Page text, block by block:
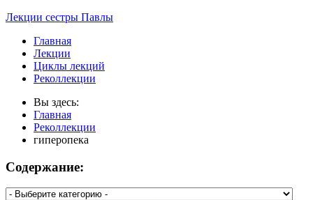
Лекции сестры Павлы
Главная
Лекции
Циклы лекций
Реколлекции
Вы здесь:
Главная
Реколлекции
гиперопека
Содержание: